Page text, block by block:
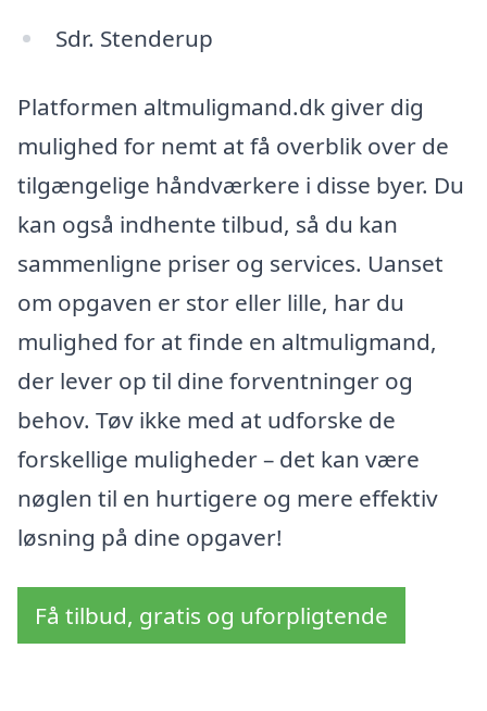
Sdr. Stenderup
Platformen altmuligmand.dk giver dig
mulighed for nemt at få overblik over de
tilgængelige håndværkere i disse byer. Du
kan også indhente tilbud, så du kan
sammenligne priser og services. Uanset
om opgaven er stor eller lille, har du
mulighed for at finde en altmuligmand,
der lever op til dine forventninger og
behov. Tøv ikke med at udforske de
forskellige muligheder – det kan være
nøglen til en hurtigere og mere effektiv
løsning på dine opgaver!
Få tilbud, gratis og uforpligtende